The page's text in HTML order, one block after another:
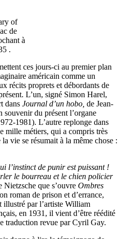
of
de
à
.
ces jours-ci au premier plan
américain comme un
récits proprets et débordants de
L’un, signé Simon Harel,
dans Journal d’un hobo, de Jean-
souvenir du présent l’organe
1981). L’autre replonge dans
mille métiers, qui a compris très
vie se résumait à la même chose :
l’instinct de punir est puissant !
le bourreau et le chien policier
que s’ouvre Ombres
roman de prison et d’errance,
par l’artiste William
en 1931, il vient d’être réédité
traduction revue par Cyril Gay.